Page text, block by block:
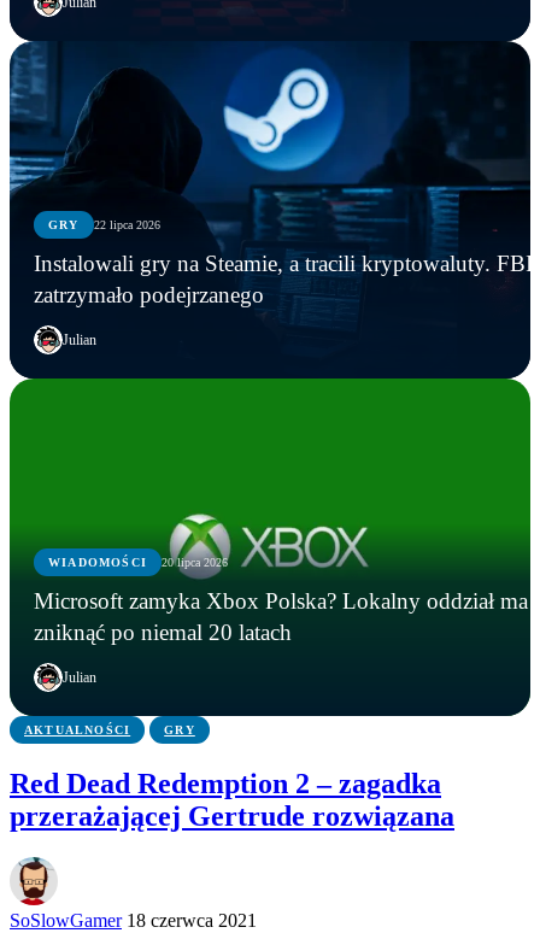
GRY 22 lipca 2026
Instalowali gry na Steamie, a tracili kryptowaluty. FBI
zatrzymało podejrzanego
Julian
WIADOMOŚCI 20 lipca 2026
Microsoft zamyka Xbox Polska? Lokalny oddział ma
zniknąć po niemal 20 latach
Julian
GRY
Five Nights at Freddy’s na żywo! Freddy
Fazbear’s Pizza powstanie naprawdę
GRY
Instalowali gry na Steamie, a tracili kryptowaluty.
FBI zatrzymało podejrzanego
WIADOMOŚCI
Microsoft zamyka Xbox Polska? Lokalny oddział
ma zniknąć po niemal 20 latach
AKTUALNOŚCI GRY
Red Dead Redemption 2 – zagadka
przerażającej Gertrude rozwiązana
SoSlowGamer 18 czerwca 2021